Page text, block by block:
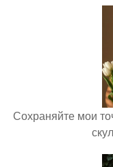
Сохраняйте мои